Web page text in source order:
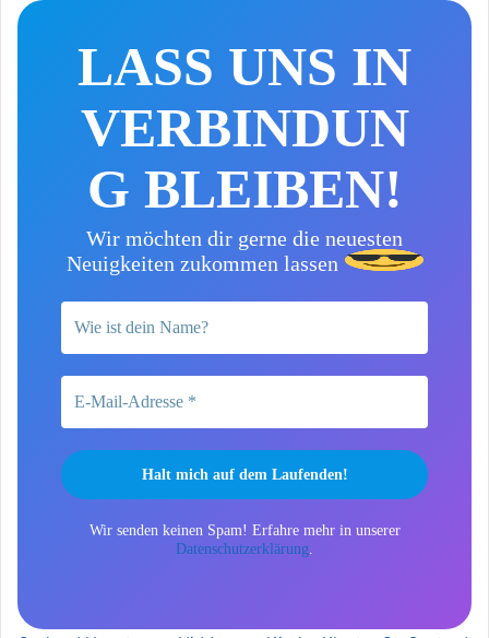
LASS UNS IN
VERBINDUN
G BLEIBEN!
Wir möchten dir gerne die neuesten
Neuigkeiten zukommen lassen
Wir senden keinen Spam! Erfahre mehr in unserer
Datenschutzerklärung.